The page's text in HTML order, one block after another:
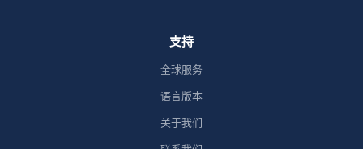
支持
全球服务
语言版本
关于我们